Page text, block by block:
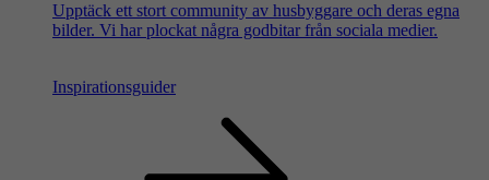
Upptäck ett stort community av husbyggare och deras egna
bilder. Vi har plockat några godbitar från sociala medier.
Inspirationsguider